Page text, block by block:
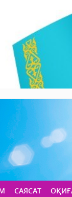
САЯСАТ